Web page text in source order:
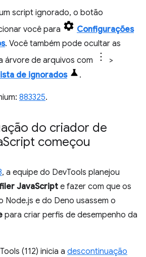
script ignorado, o botão
você para
Configurações
. Você também pode ocultar as
árvore de arquivos com
>
de ignorados
.
883325.
do criador de
Script começou
, a equipe do DevTools planejou
JavaScript e fazer com que os
Node.js e do Deno usassem o
para criar perfis de desempenho da
(112) inicia a descontinuação